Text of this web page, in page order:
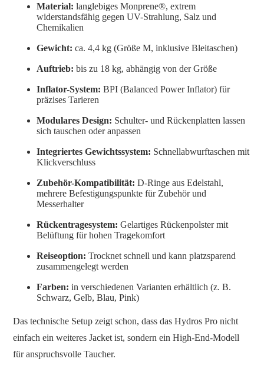
Material: langlebiges Monprene®, extrem
widerstandsfähig gegen UV-Strahlung, Salz und
Chemikalien
Gewicht: ca. 4,4 kg (Größe M, inklusive Bleitaschen)
Auftrieb: bis zu 18 kg, abhängig von der Größe
Inflator-System: BPI (Balanced Power Inflator) für
präzises Tarieren
Modulares Design: Schulter- und Rückenplatten lassen
sich tauschen oder anpassen
Integriertes Gewichtssystem: Schnellabwurftaschen mit
Klickverschluss
Zubehör-Kompatibilität: D-Ringe aus Edelstahl,
mehrere Befestigungspunkte für Zubehör und
Messerhalter
Rückentragesystem: Gelartiges Rückenpolster mit
Belüftung für hohen Tragekomfort
Reiseoption: Trocknet schnell und kann platzsparend
zusammengelegt werden
Farben: in verschiedenen Varianten erhältlich (z. B.
Schwarz, Gelb, Blau, Pink)
Das technische Setup zeigt schon, dass das Hydros Pro nicht
einfach ein weiteres Jacket ist, sondern ein High-End-Modell
für anspruchsvolle Taucher.